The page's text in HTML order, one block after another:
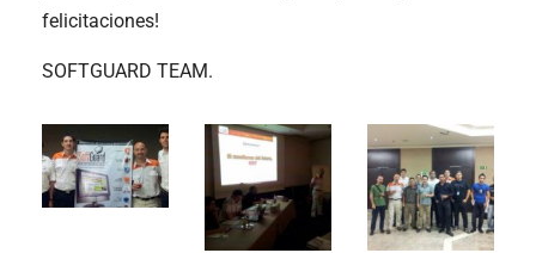
felicitaciones!
SOFTGUARD TEAM.